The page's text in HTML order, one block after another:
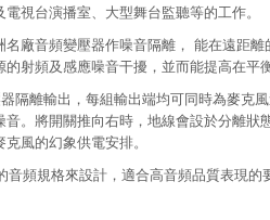
視台演播室、大型舞台監聽等的工作。
廠音頻變壓器作噪音隔離， 能在遠距
射頻及感應噪音干擾，並而能提高在平
隔離輸出，每組輸出端均可同時為麥克
。將開關推向右時，地線會設於分離
風的幻象供電安排。
頻規格來設計，適合高音頻品質表現的